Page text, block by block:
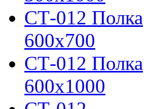
СТ-012 Полка
600х700
СТ-012 Полка
600х1000